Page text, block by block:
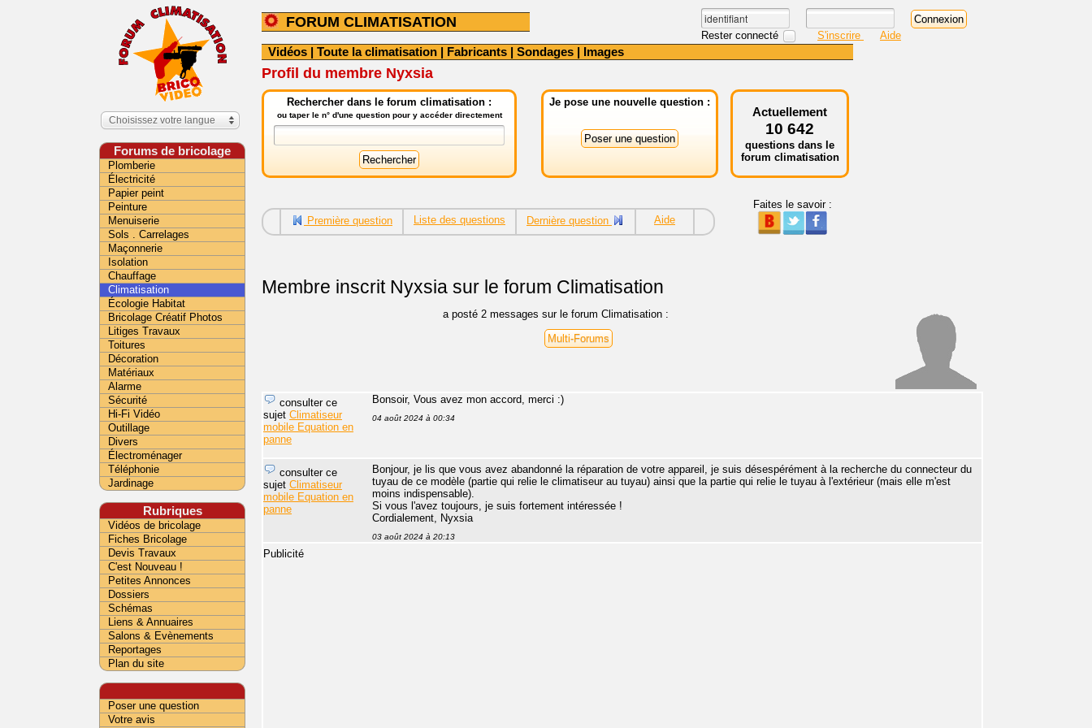
FORUM CLIMATISATION
Rester connecté S'inscrire Aide
Vidéos | Toute la climatisation | Fabricants | Sondages | Images
Profil du membre Nyxsia
Rechercher dans le forum climatisation :
ou taper le n° d'une question pour y accéder directement
Je pose une nouvelle question :
Actuellement
10 642
questions dans le
forum climatisation
Première question Liste des questions Dernière question Aide
Faites le savoir :
Membre inscritNyxsia sur le forum Climatisation
a posté 2 messages sur le forum Climatisation :
Multi-Forums
Bonsoir, Vous avez mon accord, merci :)
04 août 2024 à 00:34
consulter ce
sujet Climatiseur
mobile Equation en
panne
Bonjour, je lis que vous avez abandonné la réparation de votre appareil, je suis désespérément à la recherche du connecteur du
tuyau de ce modèle (partie qui relie le climatiseur au tuyau) ainsi que la partie qui relie le tuyau à l'extérieur (mais elle m'est
moins indispensable).
Si vous l'avez toujours, je suis fortement intéressée !
Cordialement, Nyxsia
03 août 2024 à 20:13
consulter ce
sujet Climatiseur
mobile Equation en
panne
Publicité
Choisissez votre langue
Forums de bricolage
Plomberie
Électricité
Papier peint
Peinture
Menuiserie
Sols . Carrelages
Maçonnerie
Isolation
Chauffage
Climatisation
Écologie Habitat
Bricolage Créatif Photos
Litiges Travaux
Toitures
Décoration
Matériaux
Alarme
Sécurité
Hi-Fi Vidéo
Outillage
Divers
Électroménager
Téléphonie
Jardinage
Rubriques
Vidéos de bricolage
Fiches Bricolage
Devis Travaux
C'est Nouveau !
Petites Annonces
Dossiers
Schémas
Liens & Annuaires
Salons & Evènements
Reportages
Plan du site
Poser une question
Votre avis